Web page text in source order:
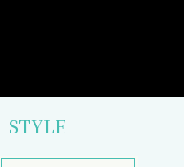
STYLE